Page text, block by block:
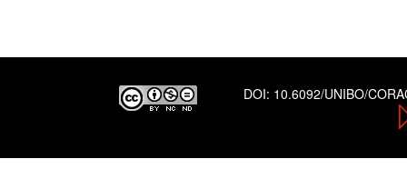
DOI: 10.6092/UNIBO/